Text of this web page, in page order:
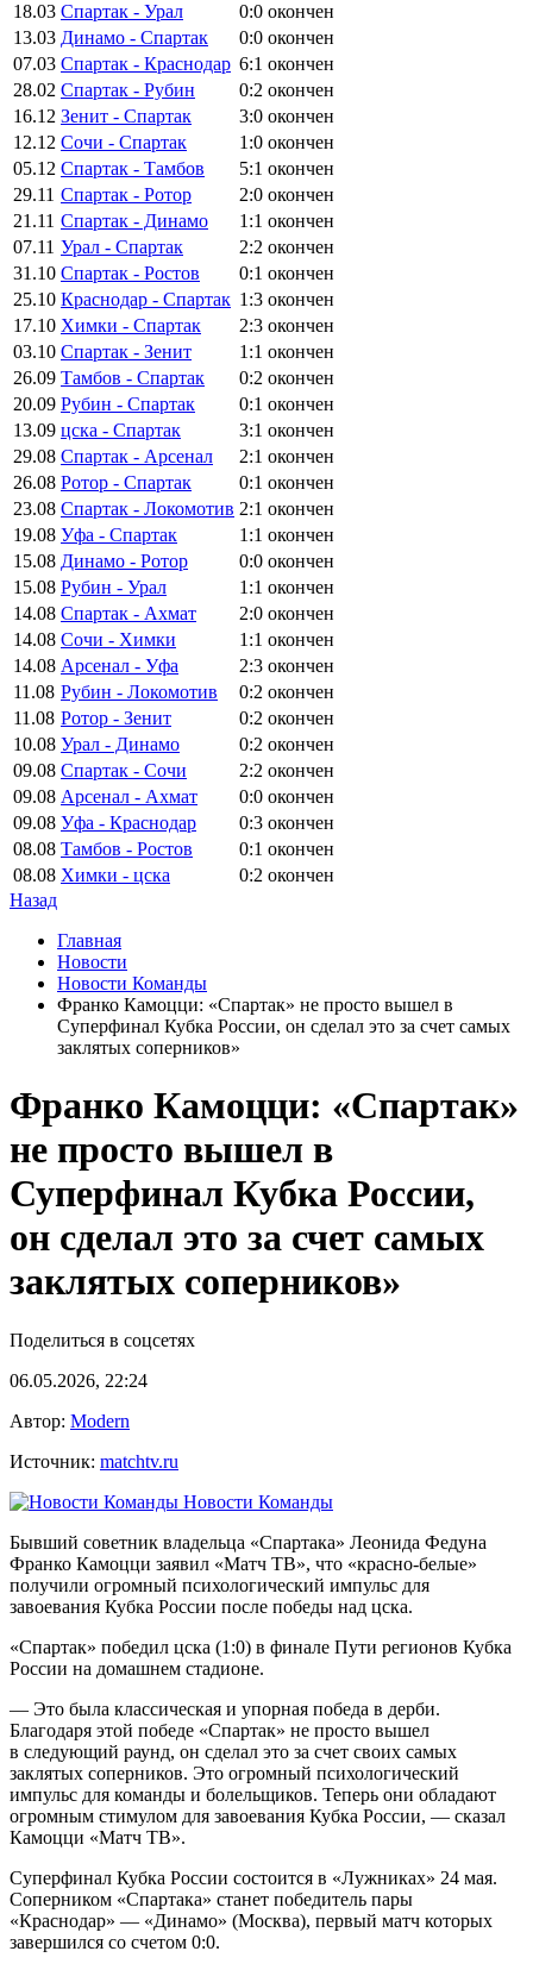
18.03 Спартак - Урал 0:0 окончен
13.03 Динамо - Спартак 0:0 окончен
07.03 Спартак - Краснодар 6:1 окончен
28.02 Спартак - Рубин 0:2 окончен
16.12 Зенит - Спартак 3:0 окончен
12.12 Сочи - Спартак 1:0 окончен
05.12 Спартак - Тамбов 5:1 окончен
29.11 Спартак - Ротор 2:0 окончен
21.11 Спартак - Динамо 1:1 окончен
07.11 Урал - Спартак 2:2 окончен
31.10 Спартак - Ростов 0:1 окончен
25.10 Краснодар - Спартак 1:3 окончен
17.10 Химки - Спартак 2:3 окончен
03.10 Спартак - Зенит 1:1 окончен
26.09 Тамбов - Спартак 0:2 окончен
20.09 Рубин - Спартак 0:1 окончен
13.09 цска - Спартак 3:1 окончен
29.08 Спартак - Арсенал 2:1 окончен
26.08 Ротор - Спартак 0:1 окончен
23.08 Спартак - Локомотив 2:1 окончен
19.08 Уфа - Спартак 1:1 окончен
15.08 Динамо - Ротор 0:0 окончен
15.08 Рубин - Урал 1:1 окончен
14.08 Спартак - Ахмат 2:0 окончен
14.08 Сочи - Химки 1:1 окончен
14.08 Арсенал - Уфа 2:3 окончен
11.08 Рубин - Локомотив 0:2 окончен
11.08 Ротор - Зенит 0:2 окончен
10.08 Урал - Динамо 0:2 окончен
09.08 Спартак - Сочи 2:2 окончен
09.08 Арсенал - Ахмат 0:0 окончен
09.08 Уфа - Краснодар 0:3 окончен
08.08 Тамбов - Ростов 0:1 окончен
08.08 Химки - цска 0:2 окончен
Назад
Главная
Новости
Новости Команды
Франко Камоцци: «Спартак» не просто вышел в
Суперфинал Кубка России, он сделал это за счет самых
заклятых соперников»
Франко Камоцци: «Спартак»
не просто вышел в
Суперфинал Кубка России,
он сделал это за счет самых
заклятых соперников»
Поделиться в соцсетях
06.05.2026, 22:24
Автор: Modern
Источник: matchtv.ru
Новости Команды
Бывший советник владельца «Спартака» Леонида Федуна
Франко Камоцци заявил «Матч ТВ», что «красно‑белые»
получили огромный психологический импульс для
завоевания Кубка России после победы над цска.
«Спартак» победил цска (1:0) в финале Пути регионов Кубка
России на домашнем стадионе.
— Это была классическая и упорная победа в дерби.
Благодаря этой победе «Спартак» не просто вышел
в следующий раунд, он сделал это за счет своих самых
заклятых соперников. Это огромный психологический
импульс для команды и болельщиков. Теперь они обладают
огромным стимулом для завоевания Кубка России, — сказал
Камоцци «Матч ТВ».
Суперфинал Кубка России состоится в «Лужниках» 24 мая.
Соперником «Спартака» станет победитель пары
«Краснодар» — «Динамо» (Москва), первый матч которых
завершился со счетом 0:0.